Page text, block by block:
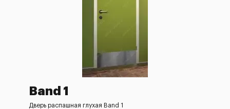
Band 1
Дверь распашная глухая Band 1